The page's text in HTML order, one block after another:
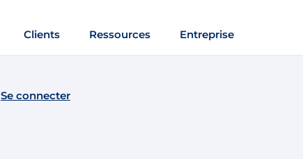
Clients Ressources Entreprise
Se connecter